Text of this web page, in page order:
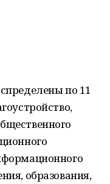
по 11
образования,